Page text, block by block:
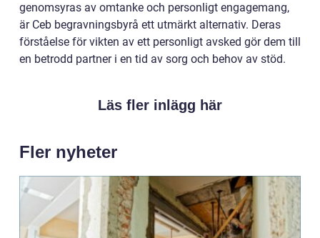
genomsyras av omtanke och personligt engagemang,
är Ceb begravningsbyrå ett utmärkt alternativ. Deras
förståelse för vikten av ett personligt avsked gör dem till
en betrodd partner i en tid av sorg och behov av stöd.
Läs fler inlägg här
Fler nyheter